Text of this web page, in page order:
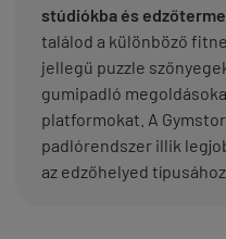
stúdiókba és
találod a különböző
jellegű puzzle
gumipadló
platformokat. A
padlórendszer illik
az edzőhelyed típusához.